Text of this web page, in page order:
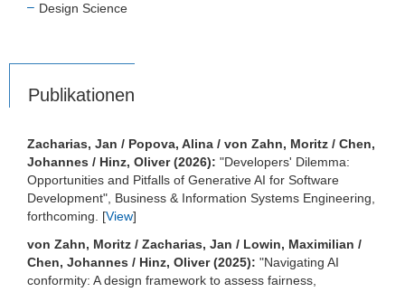
Design Science
Publikationen
Zacharias, Jan / Popova, Alina / von Zahn, Moritz / Chen,
Johannes / Hinz, Oliver (2026): "Developers' Dilemma:
Opportunities and Pitfalls of Generative AI for Software
Development", Business & Information Systems Engineering,
forthcoming. [View]
von Zahn, Moritz / Zacharias, Jan / Lowin, Maximilian /
Chen, Johannes / Hinz, Oliver (2025): "Navigating AI
conformity: A design framework to assess fairness,